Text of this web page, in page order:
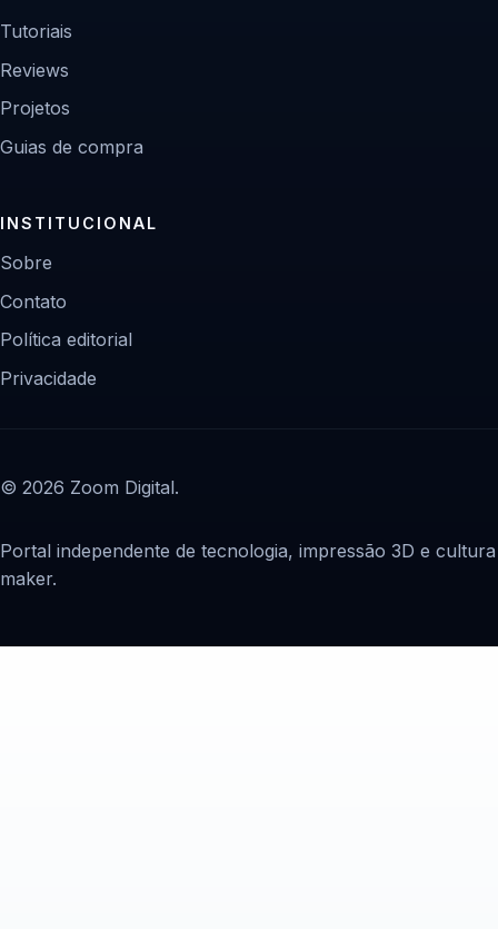
Tutoriais
Reviews
Projetos
Guias de compra
INSTITUCIONAL
Sobre
Contato
Política editorial
Privacidade
© 2026 Zoom Digital.
Portal independente de tecnologia, impressão 3D e cultura
maker.